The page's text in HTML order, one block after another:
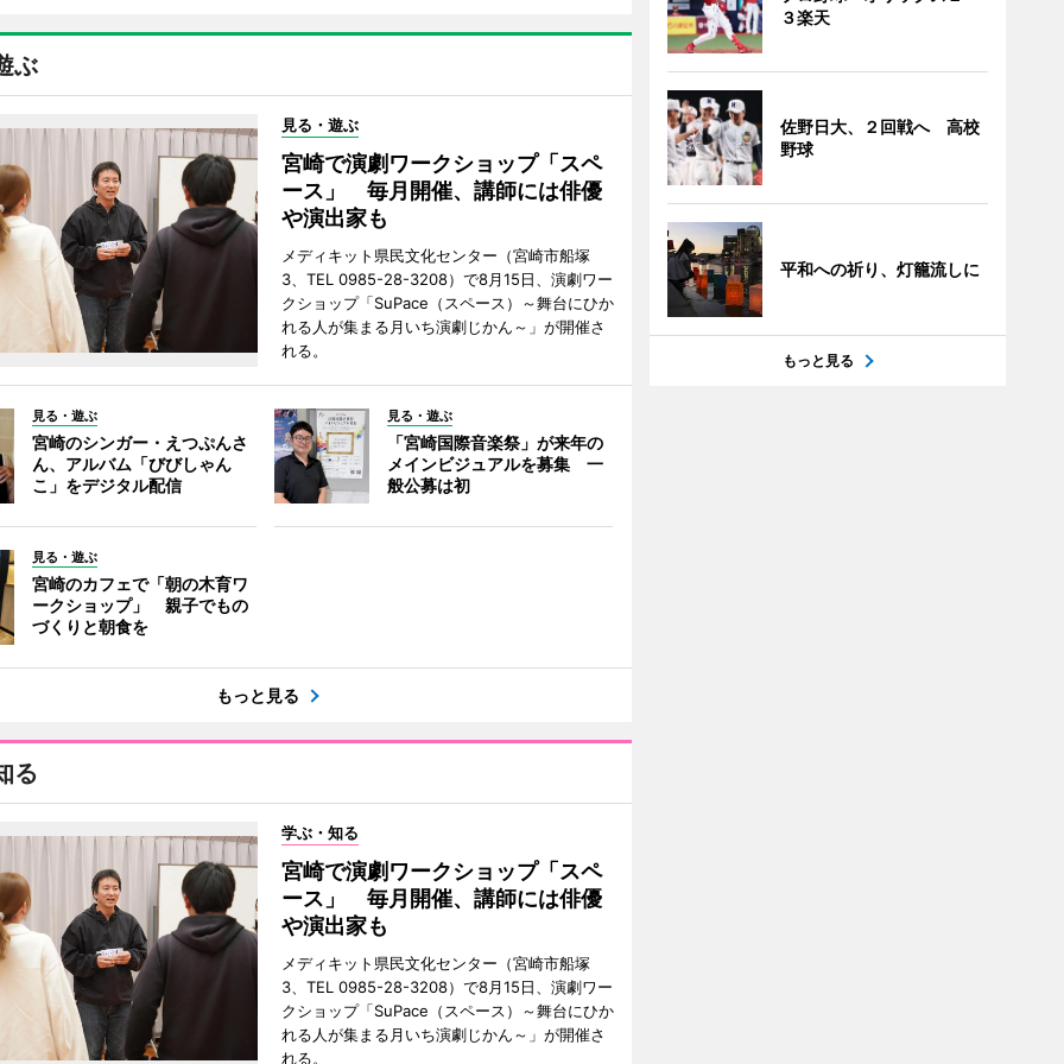
ぶ
見る・遊ぶ
宮崎で演劇ワークショップ「スペ
ース」 毎月開催、講師には俳優
や演出家も
メディキット県民文化センター（宮崎市船塚
3、TEL 0985-28-3208）で8月15日、演劇ワー
クショップ「SuPace（スペース）～舞台にひか
れる人が集まる月いち演劇じかん～」が開催さ
れる。
見る・遊ぶ
宮崎のシンガー・えつぷんさ
ん、アルバム「びびしゃん
こ」をデジタル配信
見る・遊ぶ
「宮崎国際音楽祭」が来年の
メインビジュアルを募集 一
般公募は初
見る・遊ぶ
宮崎のカフェで「朝の木育ワ
ークショップ」 親子でもの
づくりと朝食を
もっと見る
る
学ぶ・知る
宮崎で演劇ワークショップ「スペ
ース」 毎月開催、講師には俳優
や演出家も
メディキット県民文化センター（宮崎市船塚
3、TEL 0985-28-3208）で8月15日、演劇ワー
クショップ「SuPace（スペース）～舞台にひか
れる人が集まる月いち演劇じかん～」が開催さ
れる。
３楽天
佐野日大、２回戦へ 高校
野球
平和への祈り、灯籠流しに
もっと見る